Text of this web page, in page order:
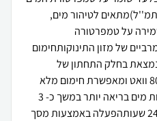
לטיהור מים,
על טמפרטורה
של מזון התינוקותחימום
בחלק התחתון של
הקומקוםבעל הספק גבוה של 800 וואט ומאפשרת חימום מלא
ומהיר של המיםטיהור מים לאיכות מים בריאה יותר במשך כ- 3
דקותשמירת חום קבועה למשך 24 שעותהפעלה באמצעות מסך